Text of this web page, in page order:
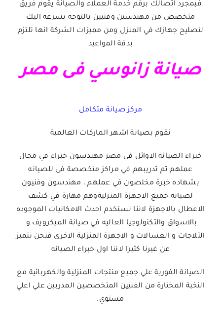
فبمجرد اتصالك برقم خدمة العملاء والصيانة يقوم فريق
متخصص من مهندسين وفنيين بالتوجه بسرعه اليك
لتصليح جهازك في المنزل ومن مميزات الشركة انها تلتزم
بدقة المواعيد
صيانة زانوسي فى مصر
مركز صيانة متكامل
نقوم بصيانة اشهر الماركات العالمية
خبراء الصيانه الاوائل فى مصر مهندسون خبراء في مجال
عملهم تم تدريبهم في مراكز متخصصة فى للصيانه
بشهاده خبرة مخلصون في عملهم ، مهندسون وفنيون
لصيانه جميع الاجهزة المنزليةوهم مهارة في كشف
الاعطال بالاجهزة لاننا نستخدم احدث الامكانيات الموجوده
بالاسواق والتكنولوجيا العاليه في صيانة الميكرويف و
الثلاجات و الغسالات و الاجهزة المنزلية الاخرى فنحن نتميز
عن غيرنا كثيرا لاننا اول خبراء الصيانه
الصيانة الفورية علي جميع منتجات المنزلية والكهربائية مع
النخبة المختارة من الفنيين المتخصصين المدربين علي اعلي
مستوي.